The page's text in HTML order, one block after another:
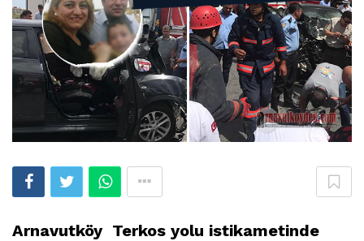
Arnavutköy Terkos yolu istikametinde